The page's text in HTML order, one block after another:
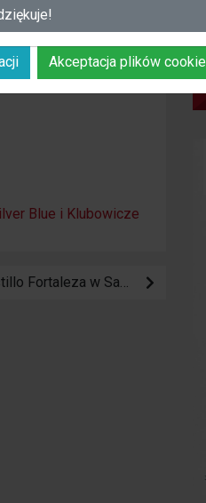
Blue i Klubowicze
Projekt renowacji Castillo Fortaleza w Santa Pola
Akceptacja plików cookie